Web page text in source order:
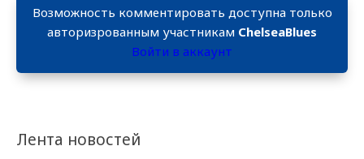
Лента новостей
Возможность комментировать доступна только
авторизрованным участникам ChelseaBlues
Войти в аккаунт